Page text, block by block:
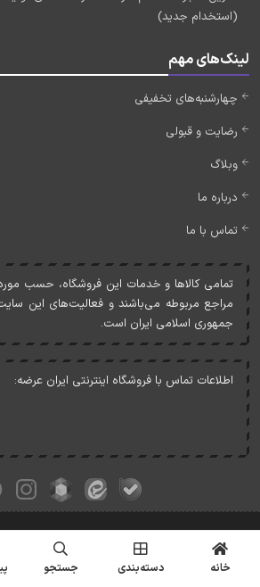
(استخدام جدید)
لینک‌های مهم
چهارشنبه‌های تخفیفی
رضایت و قبولی
وبلاگ
درباره ما
تماس با ما
تمامی کالاها و خدمات اين فروشگاه، حسب مورد
مراجع مربوطه می‌باشند و فعاليت‌های اين
جمهوری اسلامی ايران است.
اطلاعات تماس با فروشگاه اینترنتی ایران عرضه:
خانه دسته‌بندی جستجو